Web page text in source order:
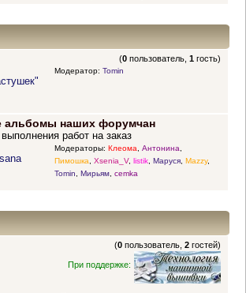
(0 пользователь,1 гость)
Модератор: Tomin
альбомы наших форумчан
работ на заказ
Модераторы: Клеома, Антонина,
Пимошка, Xsenia_V, listik, Маруся, Mazzy,
Tomin, Мирьям, cemka
(0 пользователь,2 гостей)
При поддержке: